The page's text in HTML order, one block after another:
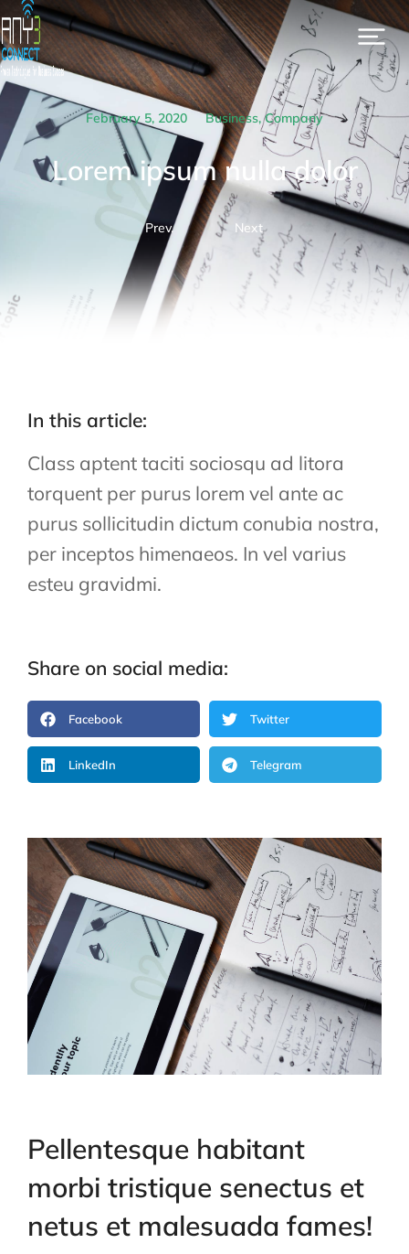
February 5, 2020 Business,Company
Lorem ipsum nulla dolor
Prev. Next
Pellentesque habitant
morbi tristique senectus et
netus et malesuada fames!
In this article:
Class aptent taciti sociosqu ad litora
torquent per purus lorem vel ante ac
purus sollicitudin dictum conubia nostra,
per inceptos himenaeos. In vel varius
esteu gravidmi.
Share on social media:
Facebook Twitter
LinkedIn Telegram